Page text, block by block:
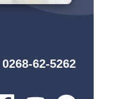
0268-62-5262